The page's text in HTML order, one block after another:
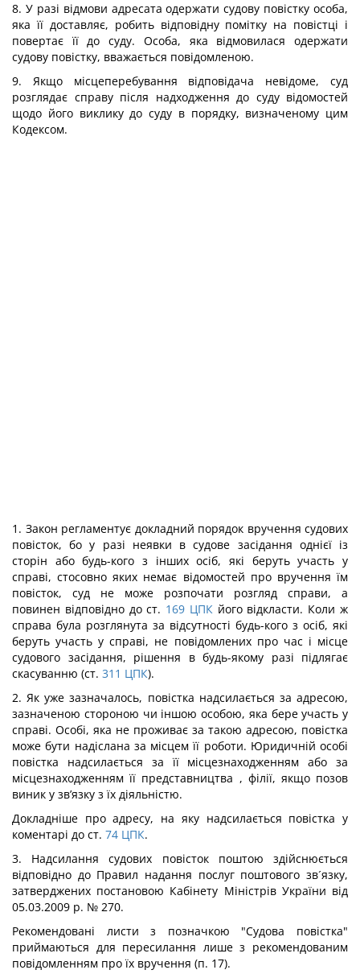
8. У разі відмови адресата одержати судову повістку особа,
яка її доставляє, робить відповідну помітку на повістці і
повертає її до суду. Особа, яка відмовилася одержати
судову повістку, вважається повідомленою.
9. Якщо місцеперебування відповідача невідоме, суд
розглядає справу після надходження до суду відомостей
щодо його виклику до суду в порядку, визначеному цим
Кодексом.
1. Закон регламентує докладний порядок вручення судових
повісток, бо у разі неявки в судове засідання однієї із
сторін або будь-кого з інших осіб, які беруть участь у
справі, стосовно яких немає відомостей про вручення їм
повісток, суд не може розпочати розгляд справи, а
повинен відповідно до ст. 169 ЦПКйого відкласти. Коли ж
справа була розглянута за відсутності будь-кого з осіб, які
беруть участь у справі, не повідомлених про час і місце
судового засідання, рішення в будь-якому разі підлягає
скасуванню (ст. 311 ЦПК).
2. Як уже зазначалось, повістка надсилається за адресою,
зазначеною стороною чи іншою особою, яка бере участь у
справі. Особі, яка не проживає за такою адресою, повістка
може бути надіслана за місцем її роботи. Юридичній особі
повістка надсилається за її місцезнаходженням або за
місцезнаходженням її представництва , філії, якщо позов
виник у зв’язку з їх діяльністю.
Докладніше про адресу, на яку надсилається повістка у
коментарі до ст. 74 ЦПК.
3. Надсилання судових повісток поштою здійснюється
відповідно до Правил надання послуг поштового зв´язку,
затверджених постановою Кабінету Міністрів України від
05.03.2009 р. № 270.
Рекомендовані листи з позначкою "Судова повістка"
приймаються для пересилання лише з рекомендованим
повідомленням про їх вручення (п. 17).